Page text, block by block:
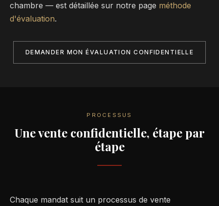
chambre — est détaillée sur notre page méthode
d'évaluation.
DEMANDER MON ÉVALUATION CONFIDENTIELLE
PROCESSUS
Une vente confidentielle, étape par
étape
Chaque mandat suit un processus de vente